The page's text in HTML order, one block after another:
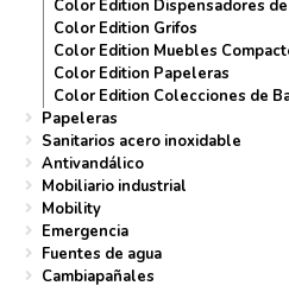
Color Edition Dispensadores
Color Edition Grifos
Color Edition Muebles
Color Edition Papeleras
Color Edition Colecciones de
Papeleras
Sanitarios acero inoxidable
Antivandálico
Mobiliario industrial
Mobility
Emergencia
Fuentes de agua
Cambiapañales